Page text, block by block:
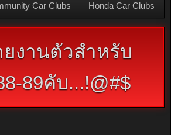
Car Clubs
Accord 88-89 Club
ยงานตัวสำหรับ
89คับ...!@#$